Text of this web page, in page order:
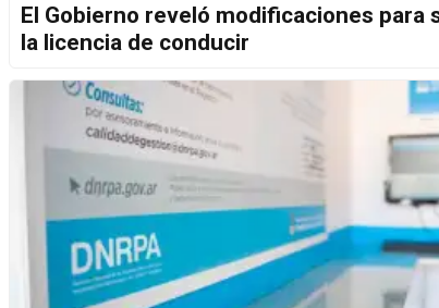
El Gobierno reveló modificaciones para
la licencia de conducir